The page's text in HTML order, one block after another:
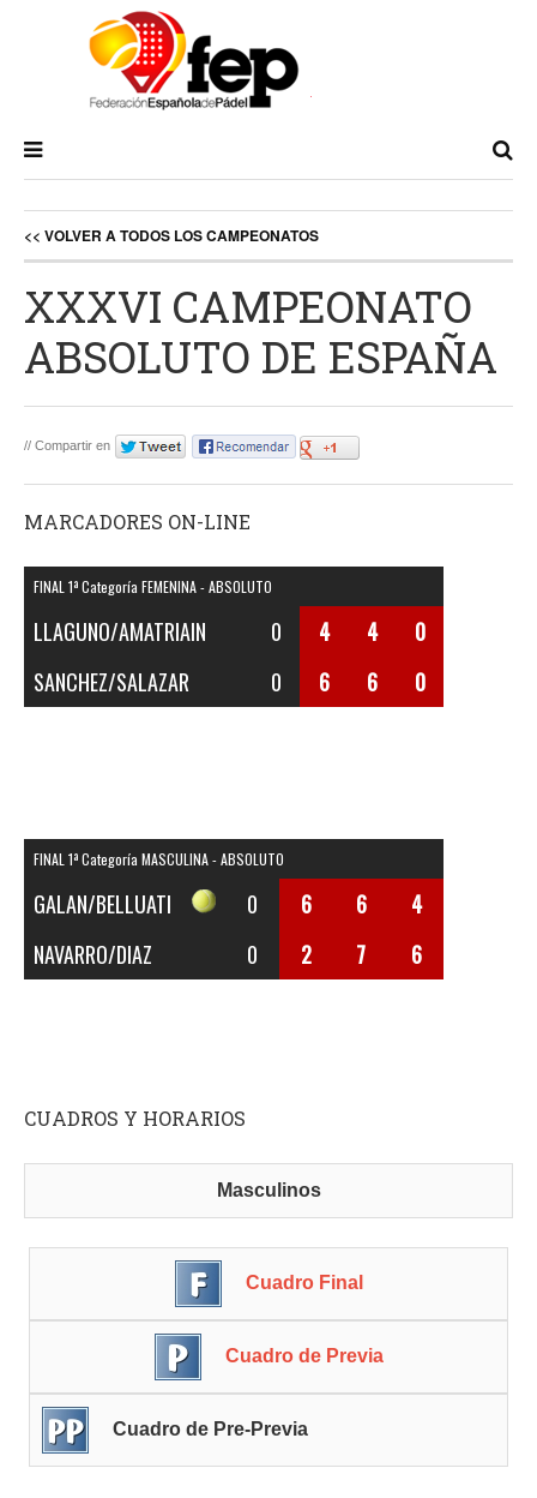
<< VOLVER A TODOS LOS CAMPEONATOS
XXXVI CAMPEONATO
ABSOLUTO DE ESPAÑA
// Compartir en
MARCADORES ON-LINE
CUADROS Y HORARIOS
Masculinos
Cuadro Final
Cuadro de Previa
Cuadro de Pre-Previa